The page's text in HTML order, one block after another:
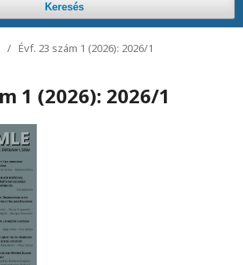
Keresés
/ Évf. 23 szám 1 (2026): 2026/1
1 (2026): 2026/1